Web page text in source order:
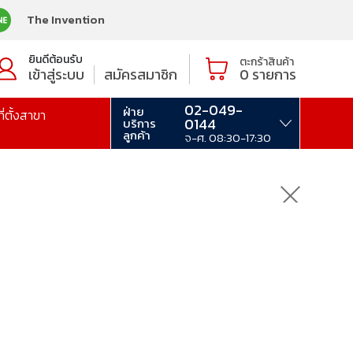
The Invention
ยินดีต้อนรับ
เข้าสู่ระบบ สมัครสมาชิก
ตะกร้าสินค้า
0 รายการ
ตั้งสาขา ฝ่าย
บริการ
ลูกค้า
02-049-
0144
จ-ศ. 08:30-17:30